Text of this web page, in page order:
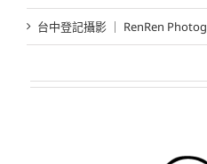
台中登記攝影 ｜ RenRen